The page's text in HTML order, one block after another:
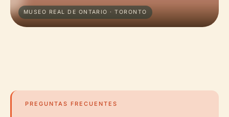
MUSEO REAL DE ONTARIO · TORONTO
PREGUNTAS FRECUENTES